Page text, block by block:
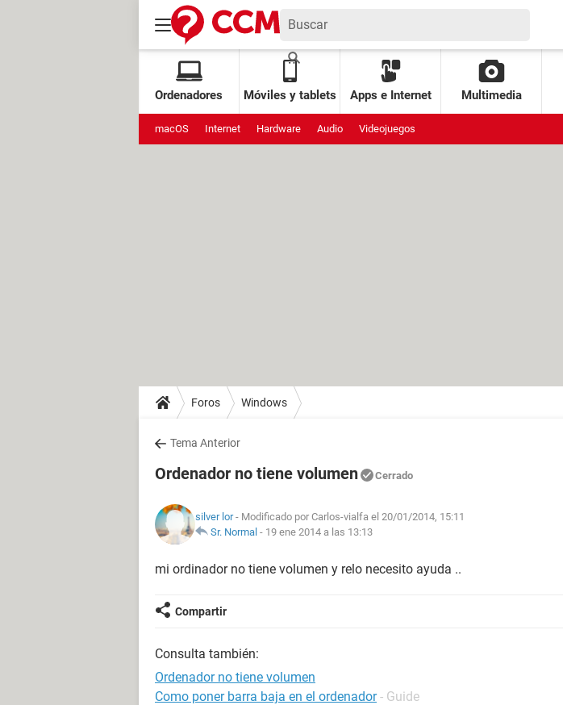
Ordenadores Móviles y tablets Apps e Internet Multimedia
macOS Internet Hardware Audio Videojuegos
Foros Windows
Tema Anterior
Ordenador no tiene volumen Cerrado
silver lor- Modificado por Carlos-vialfa el 20/01/2014, 15:11
Sr. Normal - 19 ene 2014 a las 13:13
mi ordinador no tiene volumen y relo necesito ayuda ..
Compartir
Consulta también:
Ordenador no tiene volumen
Como poner barra baja en el ordenador - Guide